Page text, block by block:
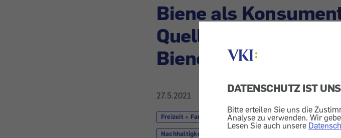
DATENSCHUTZ IST
Bitte erteilen Sie uns die
Analyse zu verwenden. Wir
Lesen Sie auch unsere
Biene als
Quelle - Buch über
Bienen
27.5.2021
Freizeit + Familie Tier Heim + Garten
Nachhaltigkeit und Umweltschutz